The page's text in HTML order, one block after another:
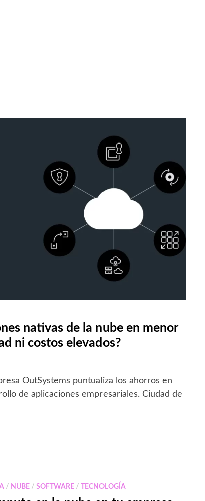
nativas de la nube en menor
ni costos elevados?
OutSystems puntualiza los ahorros en
de aplicaciones empresariales. Ciudad de
/ NUBE /SOFTWARE / TECNOLOGÍA